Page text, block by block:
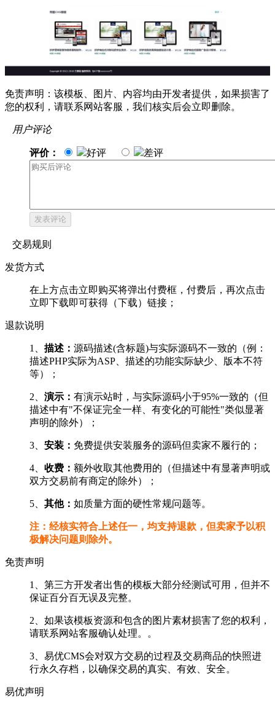
免责声明：该模板、图片、内容均由开发者提供，如果损害了
您的权利，请联系网站客服，我们核实后会立即删除。
用户评论
评价： 好评 差评
发表评论
交易规则
发货方式
在上方点击立即购买将弹出付费框，付费后，再次点击
立即下载即可获得（下载）链接；
退款说明
1、 描述： 源码描述(含标题)与实际源码不一致的（例：
描述PHP实际为ASP、描述的功能实际缺少、版本不符
等）；
2、 演示： 有演示站时，与实际源码小于95%一致的（但
描述中有"不保证完全一样、有变化的可能性"类似显著
声明的除外）；
3、 安装： 免费提供安装服务的源码但卖家不履行的；
4、 收费： 额外收取其他费用的（但描述中有显著声明或
双方交易前有商定的除外）；
5、 其他： 如质量方面的硬性常规问题等。
注：经核实符合上述任一，均支持退款，但卖家予以积
极解决问题则除外。
免责声明
1、第三方开发者出售的模板大部分经测试可用，但并不
保证百分百无误及完整。
2、如果该模板资源和包含的图片素材损害了您的权利，
请联系网站客服确认处理。。
3、易优CMS会对双方交易的过程及交易商品的快照进
行永久存档，以确保交易的真实、有效、安全。
易优声明